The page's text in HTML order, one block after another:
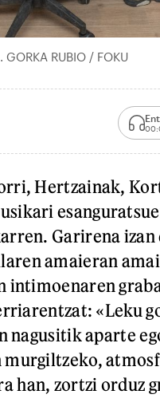
RUBIO / FOKU
Hertzainak,
Garirena izan
amaieran
intimoenaren
«Leku
nagusitik aparte
murgiltzeko,
han, zortzi orduz